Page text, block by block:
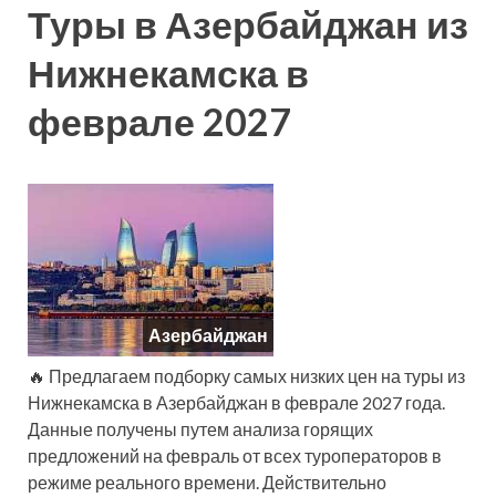
Туры в Азербайджан из
Нижнекамска в
феврале 2027
Азербайджан
🔥 Предлагаем подборку самых низких цен на туры из
Нижнекамска в Азербайджан в феврале 2027 года.
Данные получены путем анализа горящих
предложений на февраль от всех туроператоров в
режиме реального времени. Действительно